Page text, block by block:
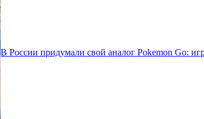
В России придумали свой аналог Pokemon Go: